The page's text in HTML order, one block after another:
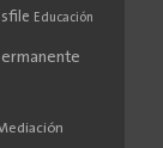
Educación